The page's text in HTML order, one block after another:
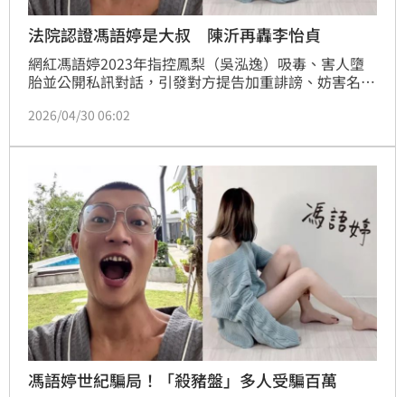
法院認證馮語婷是大叔 陳沂再轟李怡貞
網紅馮語婷2023年指控鳳梨（吳泓逸）吸毒、害人墮
胎並公開私訊對話，引發對方提告加重誹謗、妨害名譽
婷」帳號實為他人操作，背後為高姓男子，判處拘役50
「法院認證是假帳號」，並點名當初替「她」背書的律
師李怡貞：「再拗真的很難看」。昨（29）日晚間陳沂
再度發文討拍，表示整件事自己就是一個單純受害者，
所做的就是幫
2026/04/30 06:02
馮語婷世紀騙局！「殺豬盤」多人受騙百萬